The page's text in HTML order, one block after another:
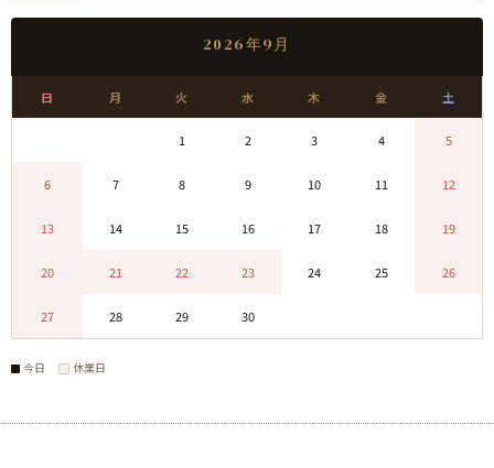
2026年9月
日 月 火 水 木 金 土
1 2 3 4 5
6 7 8 9 10 11 12
13 14 15 16 17 18 19
20 21 22 23 24 25 26
27 28 29 30
今日 休業日